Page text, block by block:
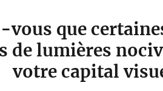
vous que
de lumières
votre capital